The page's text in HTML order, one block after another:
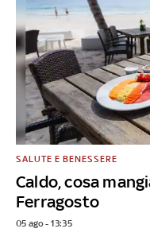
Caldo, cosa
Ferragosto
SALUTE E BENESSERE
05 ago - 13:35